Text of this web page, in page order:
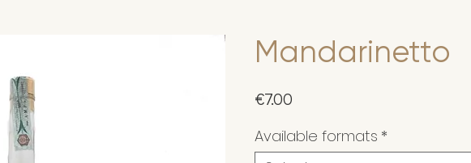
Mandarinetto
€7.00
Available formats *